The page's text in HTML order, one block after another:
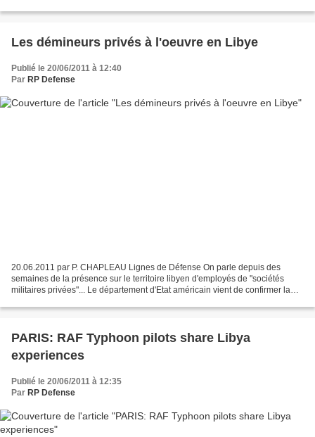
Les démineurs privés à l'oeuvre en Libye
Publié le 20/06/2011 à 12:40
Par RP Defense
20.06.2011 par P. CHAPLEAU Lignes de Défense On parle depuis des
semaines de la présence sur le territoire libyen d'employés de "sociétés
militaires privées"... Le département d'Etat américain vient de confirmer la
PARIS: RAF Typhoon pilots share Libya
experiences
Publié le 20/06/2011 à 12:35
Par RP Defense